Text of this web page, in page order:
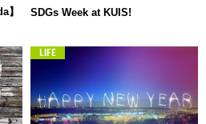
】
SDGs Week at KUIS!
LIFE